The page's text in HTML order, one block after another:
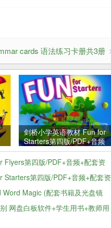
cards 语法练习卡册共3册
剑桥小学英语教材 Fun for
Starters第四版/PDF+音频
+配套资料
Flyers第四版/PDF+音频+配套资
Starters第四版/PDF+音频+配套资
Magic (配套书籍及光盘镜
网盘白板软件+学生用书+教师用